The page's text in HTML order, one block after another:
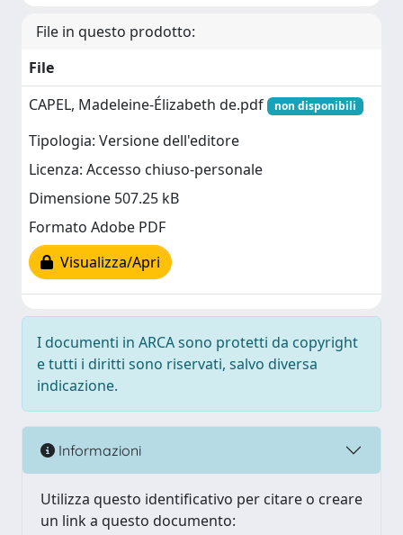
File in questo prodotto:
File
CAPEL, Madeleine-Élizabeth de.pdf
non disponibili
Tipologia: Versione dell'editore
Licenza: Accesso chiuso-personale
Dimensione 507.25 kB
Formato Adobe PDF
Visualizza/Apri
I documenti in ARCA sono protetti da copyright
e tutti i diritti sono riservati, salvo diversa
indicazione.
Informazioni
Utilizza questo identificativo per citare o creare
un link a questo documento: